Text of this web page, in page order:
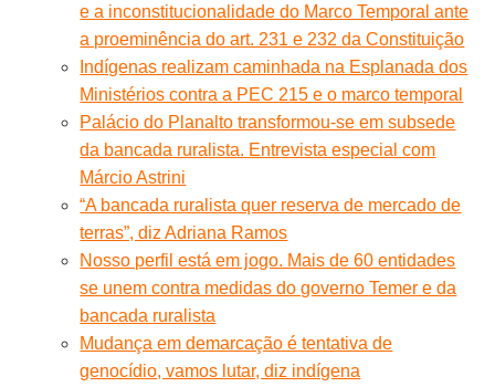
e a inconstitucionalidade do Marco Temporal ante
a proeminência do art. 231 e 232 da Constituição
Indígenas realizam caminhada na Esplanada dos
Ministérios contra a PEC 215 e o marco temporal
Palácio do Planalto transformou-se em subsede
da bancada ruralista. Entrevista especial com
Márcio Astrini
“A bancada ruralista quer reserva de mercado de
terras”, diz Adriana Ramos
Nosso perfil está em jogo. Mais de 60 entidades
se unem contra medidas do governo Temer e da
bancada ruralista
Mudança em demarcação é tentativa de
genocídio, vamos lutar, diz indígena